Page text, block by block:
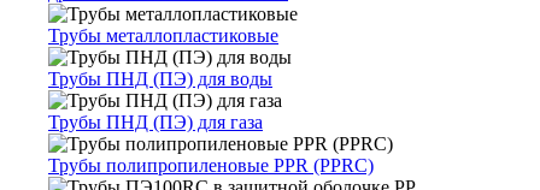
Трубы металлопластиковые
Трубы ПНД (ПЭ) для воды
Трубы ПНД (ПЭ) для газа
Трубы полипропиленовые PPR (PPRC)